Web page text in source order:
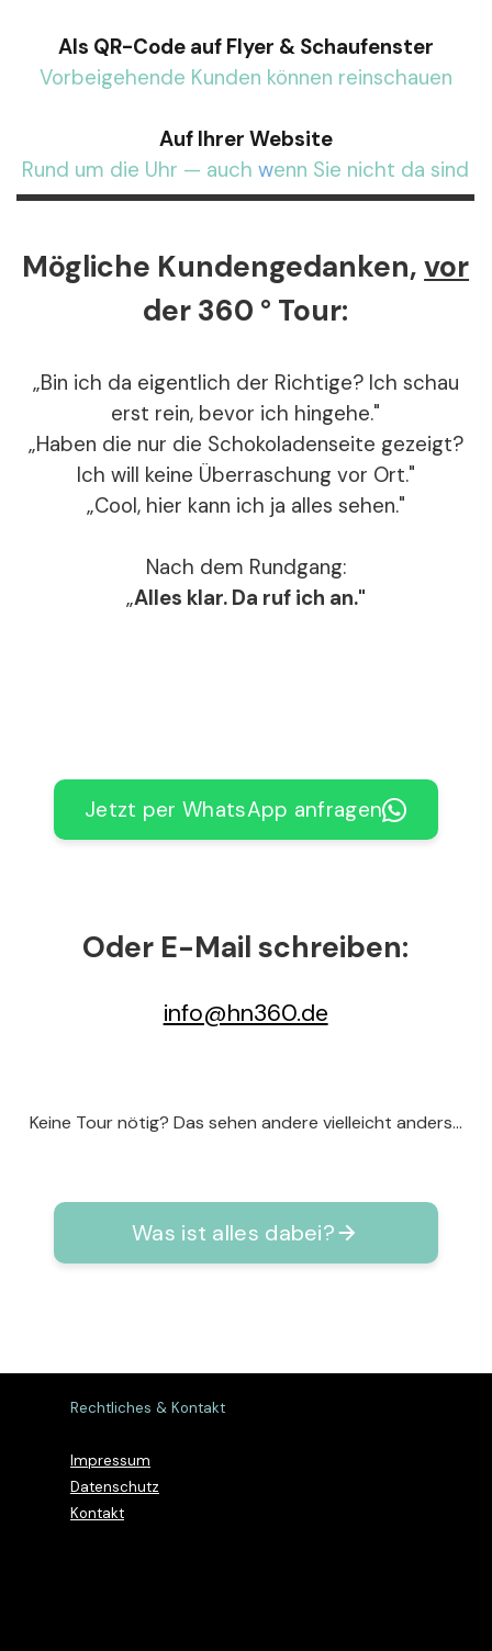
Als QR-Code auf Flyer & Schaufenster
Vorbeigehende Kunden können reinschauen
Auf Ihrer Website
Rund um die Uhr — auch wenn Sie nicht da sind
Mögliche Kundengedanken,vor
der 360 ° Tour:
„Bin ich da eigentlich der Richtige? Ich schau
erst rein, bevor ich hingehe."
„Haben die nur die Schokoladenseite gezeigt?
Ich will keine Überraschung vor Ort."
„Cool, hier kann ich ja alles sehen."
Nach dem Rundgang:
„Alles klar. Da ruf ich an."
Jetzt per WhatsApp anfragen
Oder E-Mail schreiben:
info@hn360.de
Keine Tour nötig? Das sehen andere vielleicht anders...
Was ist alles dabei?
Rechtliches & Kontakt
Impressum
Datenschutz
Kontakt